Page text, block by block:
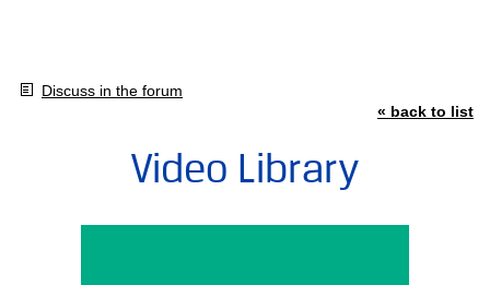
Discuss in the forum
« back to list
Video Library